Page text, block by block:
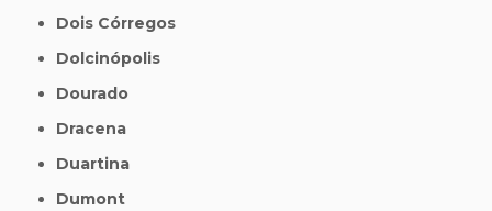
Dois Córregos
Dolcinópolis
Dourado
Dracena
Duartina
Dumont